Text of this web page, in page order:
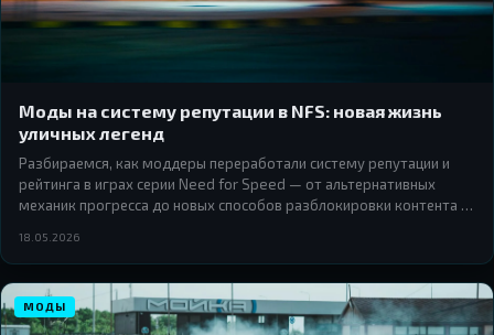
Моды на систему репутации в NFS: новая жизнь
уличных легенд
Разбираемся, как моддеры переработали систему репутации и
рейтинга в играх серии Need for Speed — от альтернативных
механик прогресса до новых способов разблокировки контента и
18.05.2026
МОДЫ